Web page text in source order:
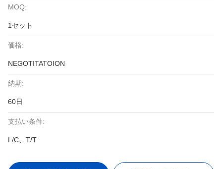
MOQ:
1セット
価格:
NEGOTITATOION
納期:
60日
支払い条件:
L/C、T/T